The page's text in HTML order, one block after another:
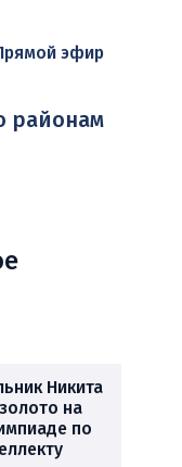
эфир
районам
Никита
на
по